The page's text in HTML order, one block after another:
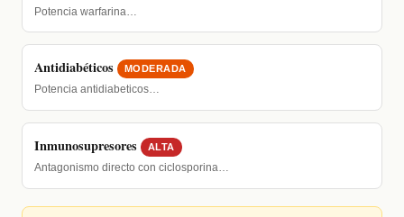
Potencia warfarina…
Antidiabéticos MODERADA
Potencia antidiabeticos…
Inmunosupresores ALTA
Antagonismo directo con ciclosporina…